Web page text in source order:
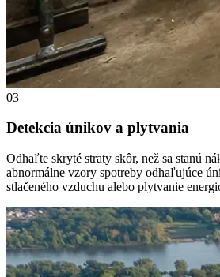
03
Detekcia únikov a plytvania
Odhaľte skryté straty skôr, než sa stanú
abnormálne vzory spotreby odhaľujúce
stlačeného vzduchu alebo plytvanie